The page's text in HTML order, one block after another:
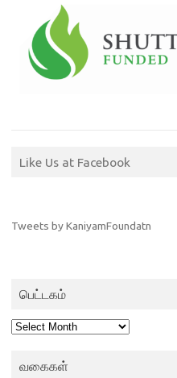
Like Us at Facebook
Tweets by KaniyamFoundatn
பெட்டகம்
பெட்டகம்
வகைகள்